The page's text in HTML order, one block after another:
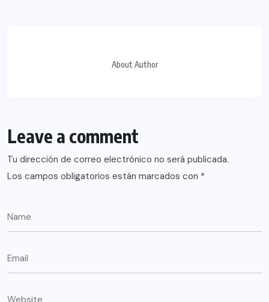
About Author
Leave a comment
Tu dirección de correo electrónico no será publicada.
Los campos obligatorios están marcados con *